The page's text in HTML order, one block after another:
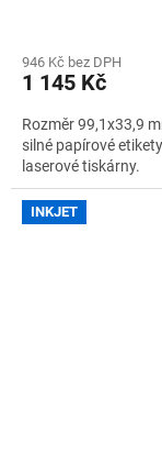
946 Kč bez DPH
1 145 Kč
Rozměr 99,1x33,9
silné papírové
laserové tiskárny.
INKJET